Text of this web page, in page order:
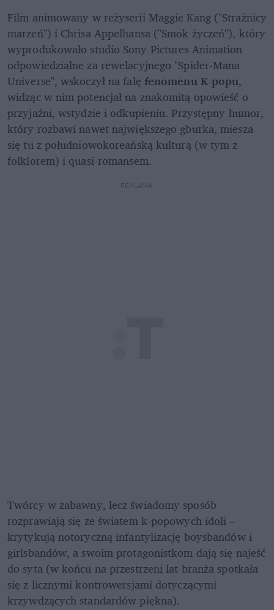
Film animowany w reżyserii Maggie Kang ("Strażnicy
marzeń") i Chrisa Appelhansa ("Smok życzeń"), który
wyprodukowało studio Sony Pictures Animation
odpowiedzialne za rewelacyjnego "Spider-Mana
Universe", wskoczył na falę fenomenu K-popu,
widząc w nim potencjał na znakomitą opowieść o
przyjaźni, wstydzie i odkupieniu. Przystępny humor,
który rozbawi nawet największego gburka, miesza
się tu z południowokoreańską kulturą (w tym z
folklorem) i quasi-romansem.
REKLAMA
Twórcy w zabawny, lecz świadomy sposób
rozprawiają się ze światem k-popowych idoli –
krytykują notoryczną infantylizację boysbandów i
girlsbandów, a swoim protagonistkom dają się najeść
do syta (w końcu na przestrzeni lat branża spotkała
się z licznymi kontrowersjami dotyczącymi
krzywdzących standardów piękna).